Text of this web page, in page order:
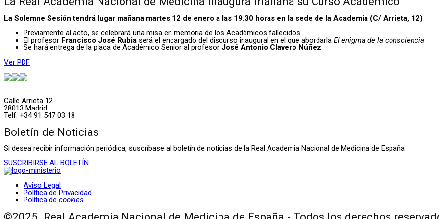
La Solemne Sesión tendrá lugar mañana martes 12 de enero a las 19.30 horas en la sede de la Academia (C/ Arrieta, 12)
Previamente al acto, se celebrará una misa en memoria de los Académicos fallecidos
El profesor Francisco José Rubia será el encargado del discurso inaugural en el que abordarla El enigma de la consciencia
Se hará entrega de la placa de Académico Senior al profesor José Antonio Clavero Núñez
Ver PDF
Calle Arrieta 12
28013 Madrid
Telf. +34 91 547 03 18
Boletín de Noticias
Si desea recibir información periódica, suscríbase al boletín de noticias de la Real Academia Nacional de Medicina de España
SUSCRIBIRSE AL BOLETÍN
Aviso Legal
Política de Privacidad
Política de cookies